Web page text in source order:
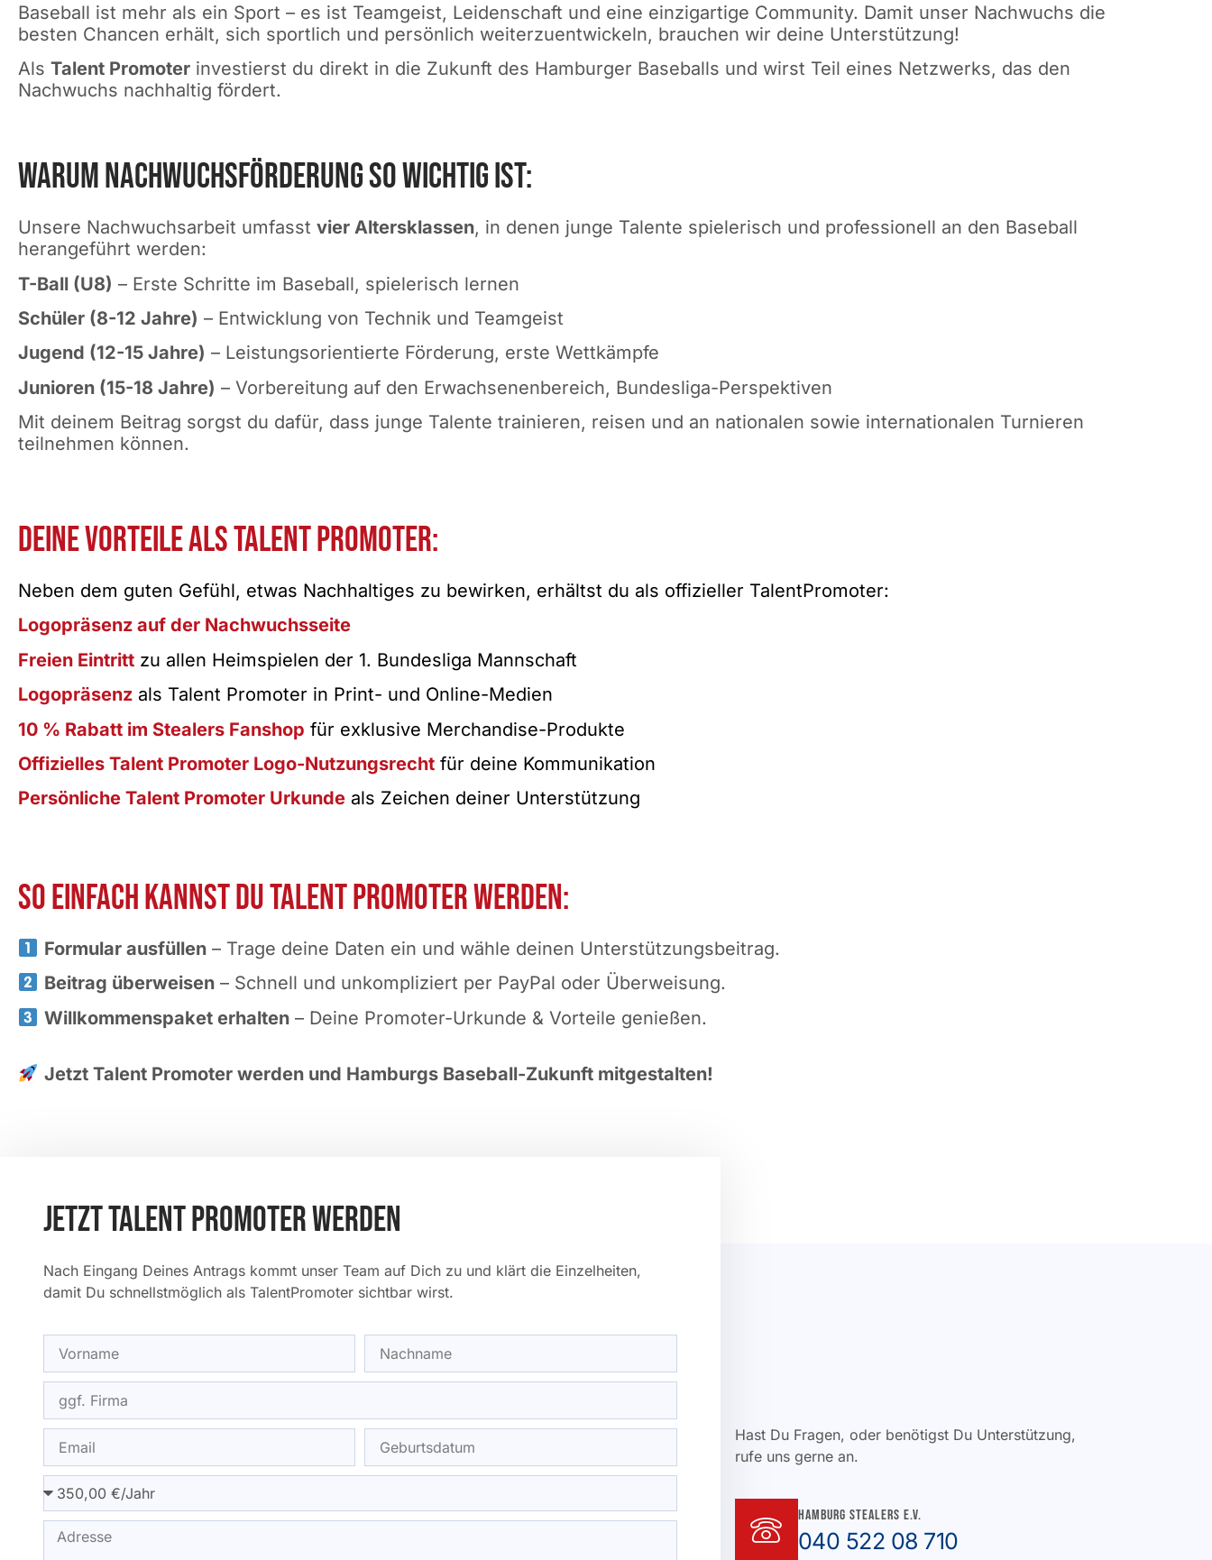
Baseball ist mehr als ein Sport – es ist Teamgeist, Leidenschaft und eine einzigartige Community. Damit unser Nachwuchs die
besten Chancen erhält, sich sportlich und persönlich weiterzuentwickeln, brauchen wir deine Unterstützung!
Als Talent Promoter investierst du direkt in die Zukunft des Hamburger Baseballs und wirst Teil eines Netzwerks, das den
Nachwuchs nachhaltig fördert.
Warum Nachwuchsförderung so wichtig ist:
Unsere Nachwuchsarbeit umfasst vier Altersklassen, in denen junge Talente spielerisch und professionell an den Baseball
herangeführt werden:
T-Ball (U8) – Erste Schritte im Baseball, spielerisch lernen
Schüler (8-12 Jahre) – Entwicklung von Technik und Teamgeist
Jugend (12-15 Jahre) – Leistungsorientierte Förderung, erste Wettkämpfe
Junioren (15-18 Jahre) – Vorbereitung auf den Erwachsenenbereich, Bundesliga-Perspektiven
Mit deinem Beitrag sorgst du dafür, dass junge Talente trainieren, reisen und an nationalen sowie internationalen Turnieren
teilnehmen können.
Deine Vorteile als Talent Promoter:
Neben dem guten Gefühl, etwas Nachhaltiges zu bewirken, erhältst du als offizieller TalentPromoter:
Logopräsenz auf der Nachwuchsseite
Freien Eintritt zu allen Heimspielen der 1. Bundesliga Mannschaft
Logopräsenz als Talent Promoter in Print- und Online-Medien
10 % Rabatt im Stealers Fanshop für exklusive Merchandise-Produkte
Offizielles Talent Promoter Logo-Nutzungsrecht für deine Kommunikation
Persönliche Talent Promoter Urkunde als Zeichen deiner Unterstützung
So einfach kannst du Talent Promoter werden:
Formular ausfüllen– Trage deine Daten ein und wähle deinen Unterstützungsbeitrag.
Beitrag überweisen– Schnell und unkompliziert per PayPal oder Überweisung.
Willkommenspaket erhalten– Deine Promoter-Urkunde & Vorteile genießen.
Jetzt Talent Promoter werden und Hamburgs Baseball-Zukunft mitgestalten!
Jetzt Talent Promoter werden
Nach Eingang Deines Antrags kommt unser Team auf Dich zu und klärt die Einzelheiten,
damit Du schnellstmöglich als TalentPromoter sichtbar wirst.
Hast Du Fragen, oder benötigst Du Unterstützung,
rufe uns gerne an.
Hamburg Stealers e.V.
040 522 08 710